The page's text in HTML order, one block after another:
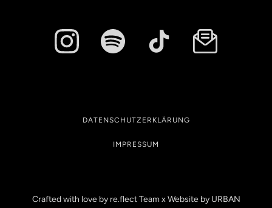
DATENSCHUTZERKLÄRUNG
IMPRESSUM
Crafted with love by re.flect Team x Website by URBAN